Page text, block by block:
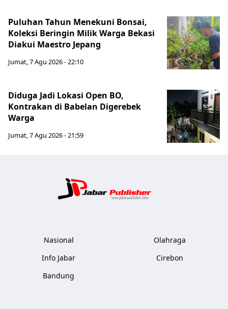
Puluhan Tahun Menekuni Bonsai,
Koleksi Beringin Milik Warga Bekasi
Diakui Maestro Jepang
Jumat, 7 Agu 2026 - 22:10
Diduga Jadi Lokasi Open BO,
Kontrakan di Babelan Digerebek
Warga
Jumat, 7 Agu 2026 - 21:59
Nasional
Info Jabar
Bandung
Olahraga
Cirebon